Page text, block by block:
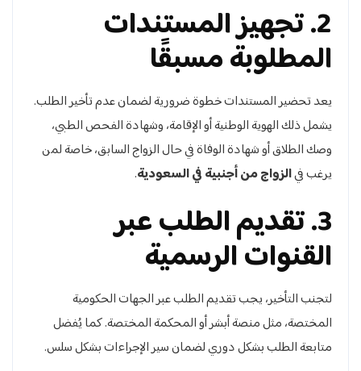
2. تجهيز المستندات
المطلوبة مسبقًا
يعد تحضير المستندات خطوة ضرورية لضمان عدم تأخير الطلب.
يشمل ذلك الهوية الوطنية أو الإقامة، وشهادة الفحص الطبي،
وصك الطلاق أو شهادة الوفاة في حال الزواج السابق، خاصة لمن
يرغب فيالزواج من أجنبية في السعودية.
3. تقديم الطلب عبر
القنوات الرسمية
لتجنب التأخير، يجب تقديم الطلب عبر الجهات الحكومية
المختصة، مثل منصة أبشر أو المحكمة المختصة. كما يُفضل
متابعة الطلب بشكل دوري لضمان سير الإجراءات بشكل سلس.